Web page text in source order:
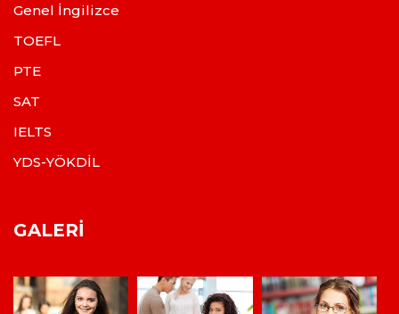
Genel İngilizce
TOEFL
PTE
SAT
IELTS
YDS-YÖKDİL
GALERI